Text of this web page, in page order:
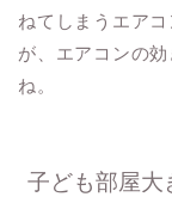
ねてしまうエア
が、エアコンの
ね。
子ども部屋大